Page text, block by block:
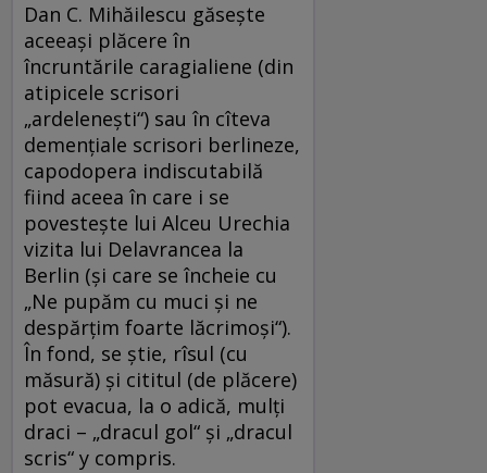
Dan C. Mihăilescu găseşte
aceeaşi plăcere în
încruntările caragialiene (din
atipicele scrisori
„ardeleneşti“) sau în cîteva
demenţiale scrisori berlineze,
capodopera indiscutabilă
fiind aceea în care i se
povesteşte lui Alceu Urechia
vizita lui Delavrancea la
Berlin (şi care se încheie cu
„Ne pupăm cu muci şi ne
despărţim foarte lăcrimoşi“).
În fond, se ştie, rîsul (cu
măsură) şi cititul (de plăcere)
pot evacua, la o adică, mulţi
draci – „dracul gol“ şi „dracul
scris“ y compris.